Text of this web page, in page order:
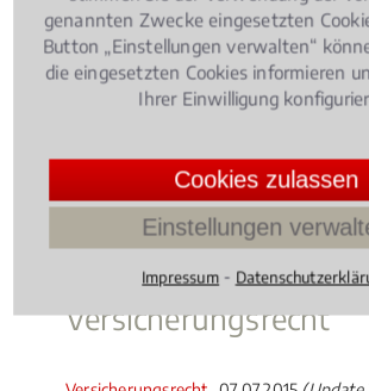
auf einen ausgewiesenen
besten in oder bei Bielefeld
Gut zu wissen
Alle Versicherungsstreitigkeiten
Regel – zunächst - an einem
Rechtsbeiträge zu
Versicherungsrecht
genannten Zwecke eingesetzten
Button „Einstellungen verwalten“
die eingesetzten Cookies informieren
Ihrer Einwilligung
Cookies zulassen
Einstellungen
Impressum ⁃